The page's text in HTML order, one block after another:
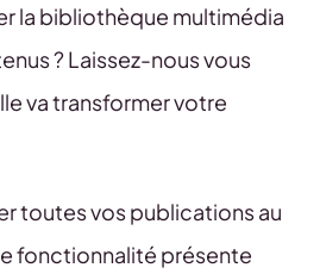
la bibliothèque multimédia
? Laissez-nous vous
va transformer votre
toutes vos publications au
fonctionnalité présente